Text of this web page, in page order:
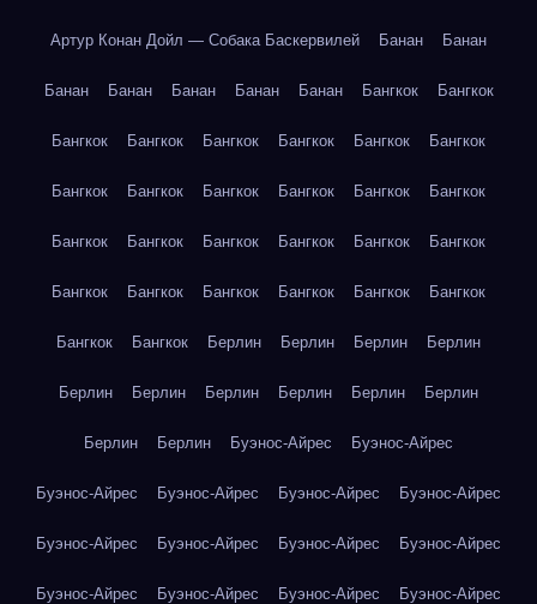
Артур Конан Дойл — Собака Баскервилей Банан Банан
Банан Банан Банан Банан Банан Бангкок Бангкок
Бангкок Бангкок Бангкок Бангкок Бангкок Бангкок
Бангкок Бангкок Бангкок Бангкок Бангкок Бангкок
Бангкок Бангкок Бангкок Бангкок Бангкок Бангкок
Бангкок Бангкок Бангкок Бангкок Бангкок Бангкок
Бангкок Бангкок Берлин Берлин Берлин Берлин
Берлин Берлин Берлин Берлин Берлин Берлин
Берлин Берлин Буэнос-Айрес Буэнос-Айрес
Буэнос-Айрес Буэнос-Айрес Буэнос-Айрес Буэнос-Айрес
Буэнос-Айрес Буэнос-Айрес Буэнос-Айрес Буэнос-Айрес
Буэнос-Айрес Буэнос-Айрес Буэнос-Айрес Буэнос-Айрес